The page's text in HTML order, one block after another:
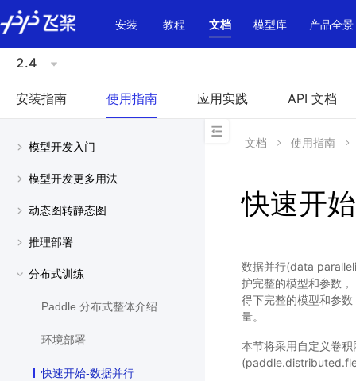
\u200E
安装
教程 文档 模型库 产品全景
2.4
安装指南 使用指南 应用实践 API 文档
模型开发入门
模型开发更多用法
动态图转静态图
推理部署
分布式训练
Paddle 分布式整体介绍
环境部署
快速开始-数据并行
文档 使用指南
快速开
数据并行(data
护完整的模型和参数
得下完整的模型和参
量。
本节将采用自定义卷